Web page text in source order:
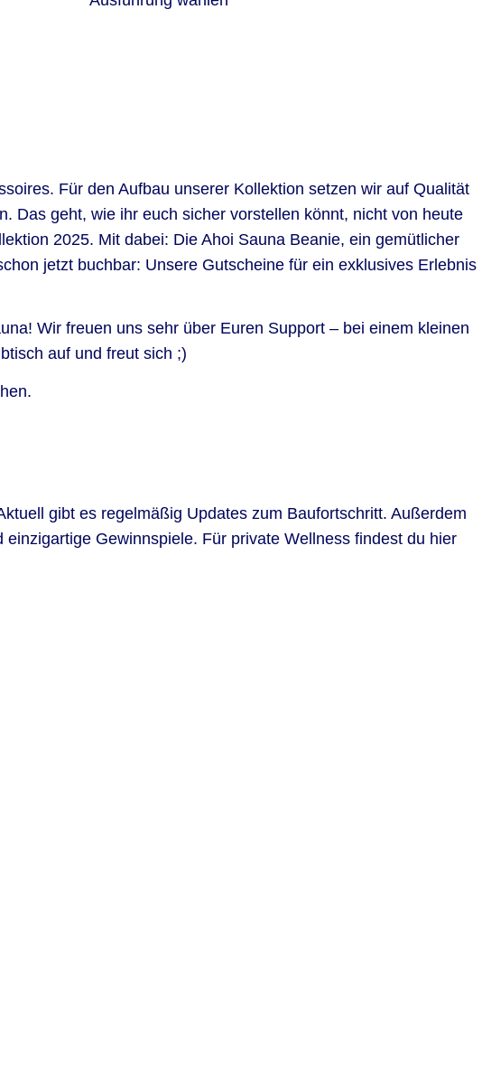
Für den Aufbau unserer Kollektion setzen wir auf Qualität
Das geht, wie ihr euch sicher vorstellen könnt, nicht von heute
2025. Mit dabei: Die Ahoi Sauna Beanie, ein gemütlicher
jetzt buchbar: Unsere Gutscheine für ein exklusives Erlebnis
Wir freuen uns sehr über Euren Support – bei einem kleinen
auf und freut sich ;)
gibt es regelmäßig Updates zum Baufortschritt. Außerdem
Gewinnspiele. Für private Wellness findest du hier